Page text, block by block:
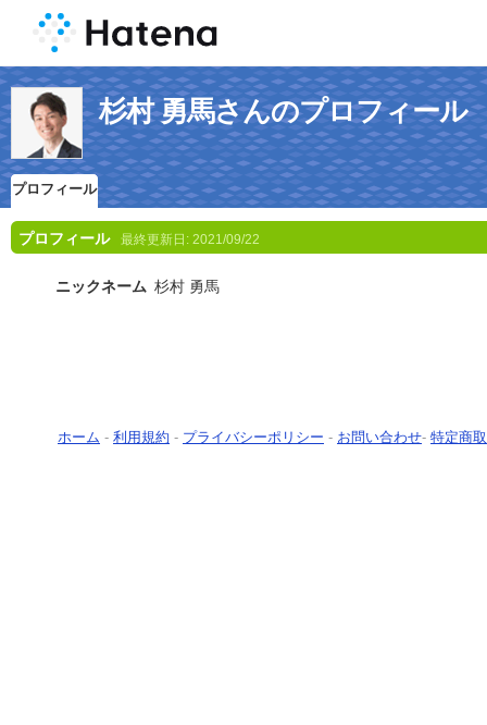
杉村 勇馬さんのプロフィール
プロフィール
プロフィール 最終更新日: 2021/09/22
ニックネーム 杉村 勇馬
ホーム - 利用規約 - プライバシーポリシー - お問い合わせ- 特定商